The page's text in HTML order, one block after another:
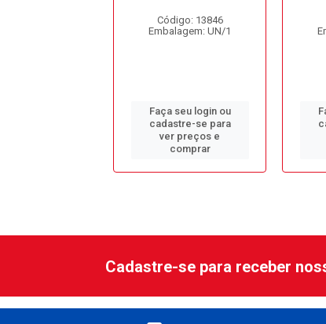
Código: 13846
Embalagem: UN/1
Faça seu login ou
cadastre-se para
ver preços e
comprar
Cadastre-se para receber